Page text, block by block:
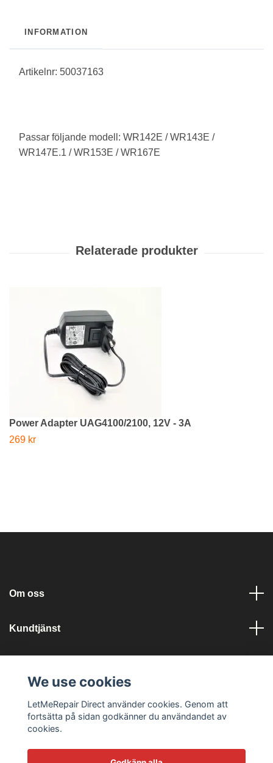
INFORMATION
Artikelnr: 50037163
Passar följande modell: WR142E / WR143E /
WR147E.1 / WR153E / WR167E
Power Adapter UAG4100/2100, 12V - 3A
269 kr
Om oss
Kundtjänst
We use cookies
LetMeRepair Direct använder cookies. Genom att
fortsätta på sidan godkänner du användandet av
cookies.